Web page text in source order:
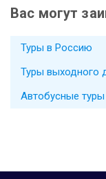
Вас могут
Туры в Россию
Туры выходного
Автобусные туры